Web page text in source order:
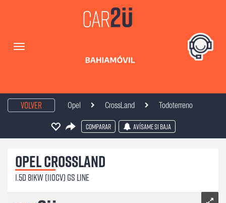
Volver Opel CrossLand Todoterreno
Comparar Avísame si baja
OpelCrossLand
1.5D 81kW (110CV) GS Line